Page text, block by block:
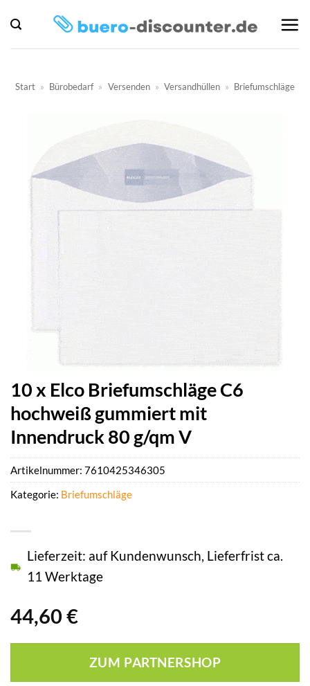
Inhalt
springen
Start » Bürobedarf » Versenden » Versandhüllen » Briefumschläge
10 x Elco Briefumschläge C6
hochweiß gummiert mit
Innendruck 80 g/qm V
44,60 €
Lieferzeit: auf Kundenwunsch, Lieferfrist ca.
11 Werktage
ZUM PARTNERSHOP
Artikelnummer: 7610425346305
Kategorie: Briefumschläge